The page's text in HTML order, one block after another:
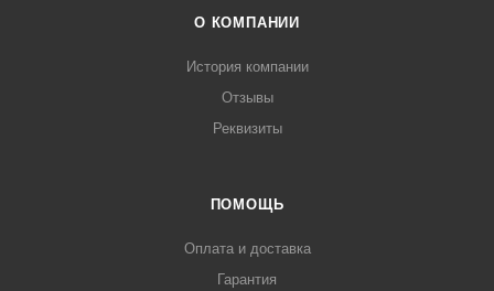
О КОМПАНИИ
История компании
Отзывы
Реквизиты
ПОМОЩЬ
Оплата и доставка
Гарантия